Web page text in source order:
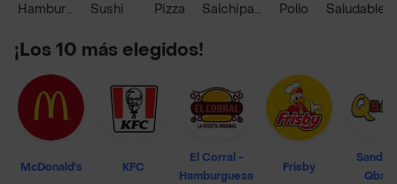
HamburguesaSushi Pizza Salchipapas Pollo Saludable
¡Los 10 más elegidos!
McDonald's KFC
El Corral -
Hamburguesa
Frisby